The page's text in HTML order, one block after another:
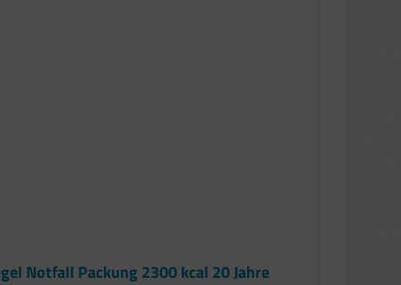
Notfall Packung 2300 kcal 20 Jahre